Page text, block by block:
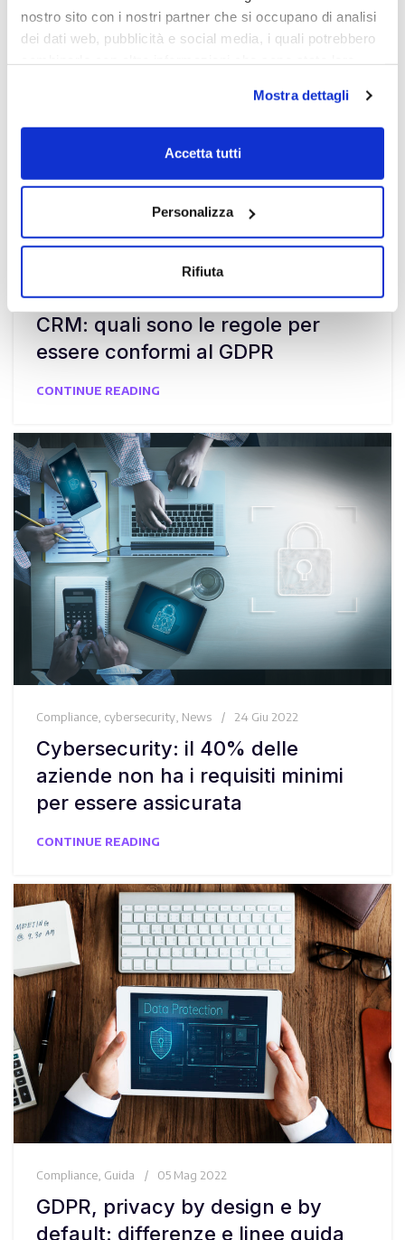
nostro sito con i nostri partner che si occupano di analisi
dei dati web, pubblicità e social media, i quali potrebbero
Chiudendo il banner con la X oppure cliccando su Rifiuta
la navigazione proseguirà in assenza di cookie diversi da
Mostra dettagli
Accetta tutti
Personalizza
Rifiuta
Compliance,cybersecurity,Guida 12 Ott 2022
CRM: quali sono le regole per
essere conformi al GDPR
CONTINUE READING
Compliance cybersecurity News 24 Giu 2022
Cybersecurity: il 40% delle
aziende non ha i requisiti minimi
per essere assicurata
CONTINUE READING
Compliance, Guida 05 Mag 2022
GDPR, privacy by design e by
default: differenze e linee guida